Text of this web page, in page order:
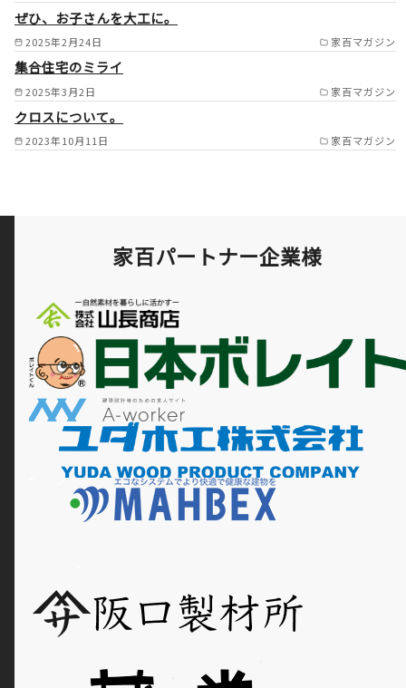
口市/門真市/東大阪市/堺市/和
市/八尾市/柏原市/大阪市/高石
市/和泉大津市/生駒市/奈良市/
大和郡山市/天理市/相楽郡/平
群郡 /
2025年2月24日 家百マガジン
ぜひ、お子さんを大工に。
2025年3月2日 家百マガジン
集合住宅のミライ
2023年10月11日 家百マガジン
クロスについて。
家百パートナー企業様